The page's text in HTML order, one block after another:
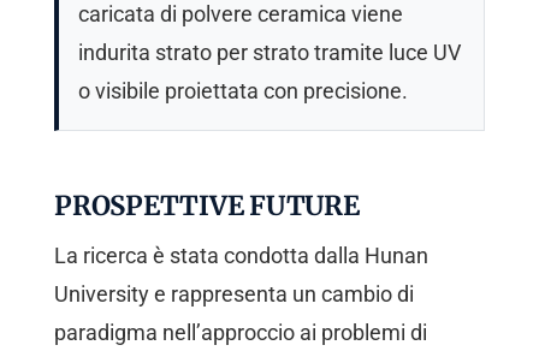
caricata di polvere ceramica viene
indurita strato per strato tramite luce UV
o visibile proiettata con precisione.
PROSPETTIVE FUTURE
La ricerca è stata condotta dalla Hunan
University e rappresenta un cambio di
paradigma nell’approccio ai problemi di